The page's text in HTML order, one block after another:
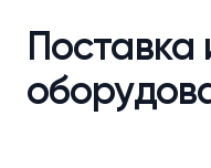
Поставка